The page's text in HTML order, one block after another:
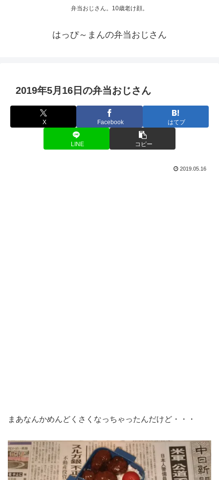
弁当おじさん。10歳老け顔。
はっぴ～まんの弁当おじさん
2019年5月16日の弁当おじさん
X Facebook はてブ
LINE コピー
2019.05.16
まあなんかめんどくさくなっちゃったんだけど・・・